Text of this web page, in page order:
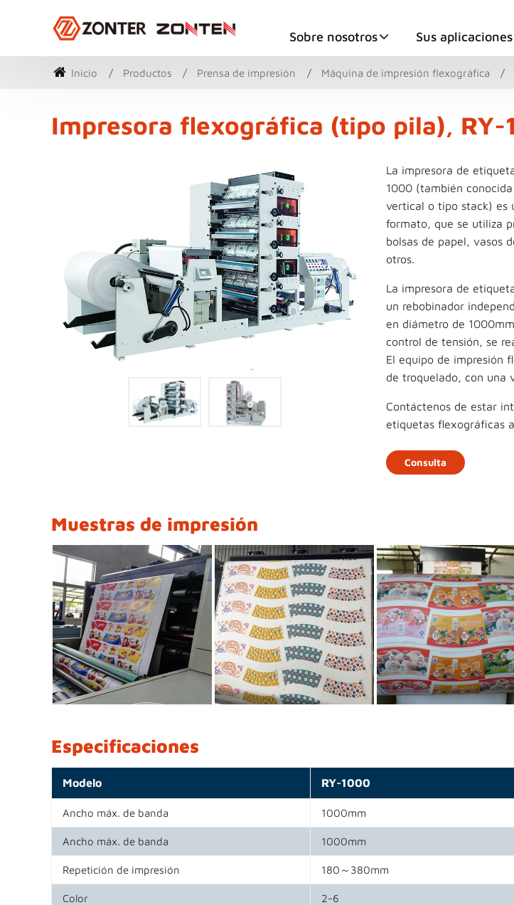
Sobre nosotros Sus aplicaciones
Inicio Productos Prensa de impresión Máquina de impresión flexográfica
Impresora flexográfica (tipo pila), RY-
La impresora de
1000 (también
vertical o tipo stack) es
formato, que se utiliza
bolsas de papel, vasos
otros.
La impresora de
un rebobinador
en diámetro de
control de tensión, se
El equipo de impresión
de troquelado, con una
Contáctenos de estar
etiquetas flexográficas
Consulta
Muestras de impresión
Especificaciones
Modelo RY-1000
Ancho máx. de banda 1000mm
Ancho máx. de banda 1000mm
Repetición de impresión 180～380mm
Color 2-6